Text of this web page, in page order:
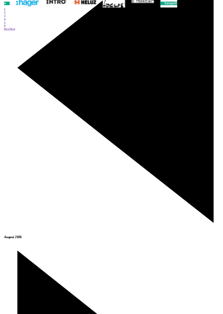
August 2026
1
2
3
4
5
6
PrevNext